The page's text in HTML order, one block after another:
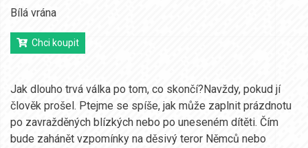
Bílá vrána
Chci koupit
Jak dlouho trvá válka po tom, co skončí?Navždy, pokud jí
člověk prošel. Ptejme se spíše, jak může zaplnit prázdnotu
po zavražděných blízkých nebo po uneseném dítěti. Čím
bude zahánět vzpomínky na děsivý teror Němců nebo